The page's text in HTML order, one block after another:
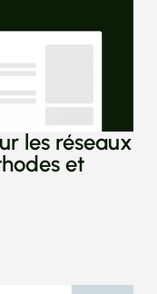
les réseaux
et